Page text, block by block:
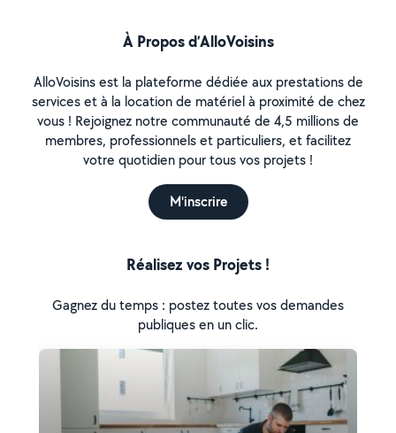
À Propos d’AlloVoisins
AlloVoisins est la plateforme dédiée aux prestations de
services et à la location de matériel à proximité de chez
vous ! Rejoignez notre communauté de 4,5 millions de
membres, professionnels et particuliers, et facilitez
votre quotidien pour tous vos projets !
M'inscrire
Réalisez vos Projets !
Gagnez du temps : postez toutes vos demandes
publiques en un clic.